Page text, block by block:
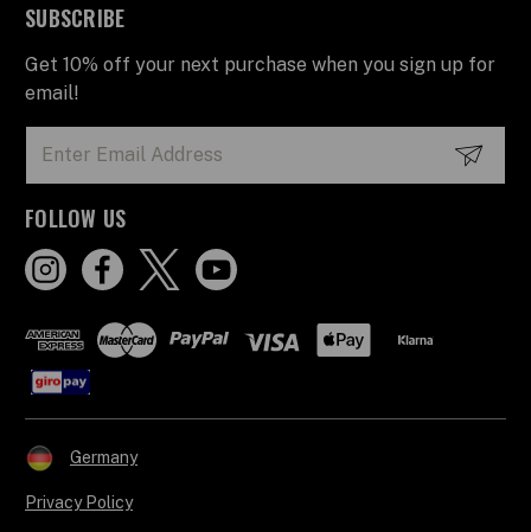
SUBSCRIBE
Get 10% off your next purchase when you sign up for
email!
Address
FOLLOW US
Germany
Privacy Policy